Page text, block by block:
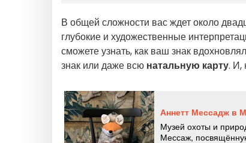
В общей сложности вас ждет около
глубокие и художественные
сможете узнать, как ваш знак
знак или даже всю натальную карту. И,